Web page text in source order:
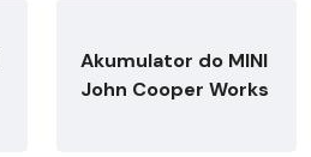
Akumulator do MINI
John Cooper Works